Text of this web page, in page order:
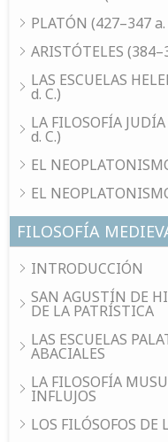
PLATÓN (427–347 a.
ARISTÓTELES
LAS ESCUELAS
d. C.)
LA FILOSOFÍA
d. C.)
EL
EL
FILOSOFÍA
INTRODUCCIÓN
SAN AGUSTÍN DE
DE LA PATRÍSTICA
LAS ESCUELAS
ABACIALES
LA FILOSOFÍA
INFLUJOS
LOS FILÓSOFOS DE